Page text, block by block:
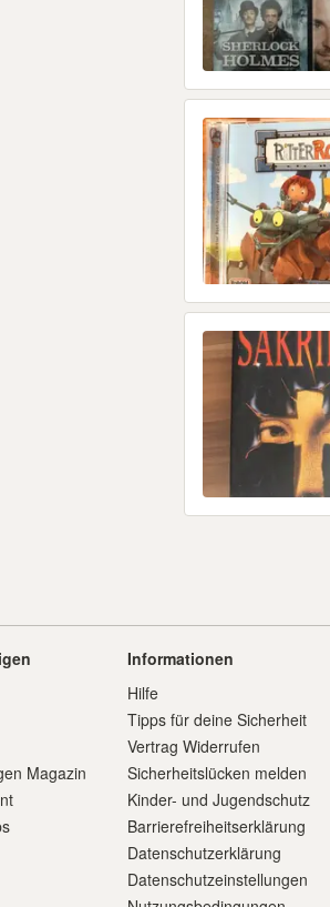
Magazin
Informationen
Hilfe
Tipps für deine Sicherheit
Vertrag Widerrufen
Sicherheitslücken melden
Kinder- und Jugendschutz
Barrierefreiheitserklärung
Datenschutzerklärung
Datenschutzeinstellungen